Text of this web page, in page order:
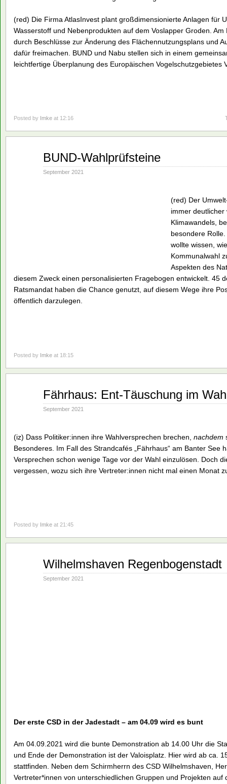
(red) Die Firma AtlasInvest plant großdimensionierte Anlagen für
Wasserstoff und Nebenprodukten auf dem Voslapper Groden.
durch Beschlüsse zur Änderung des Flächennutzungsplans und
dafür freimachen. BUND und Nabu stellen sich in einem
leichtfertige Überplanung des Europäischen Vogelschutzgebietes
Posted by Imke at 12:16
BUND-Wahlprüfsteine
September 2021
(red) Der
immer deutlicher
Klimawandels,
besondere
wollte wissen,
Kommunalwahl
Aspekten des
diesem Zweck einen personalisierten Fragebogen entwickelt. 45
Ratsmandat haben die Chance genutzt, auf diesem Wege ihre
öffentlich darzulegen.
Posted by Imke at 18:15
Fährhaus: Ent-Täuschung im
September 2021
(iz) Dass Politiker:innen ihre Wahlversprechen brechen, nachdem
Besonderes. Im Fall des Strandcafés „Fährhaus“ am Banter See
Versprechen schon wenige Tage vor der Wahl einzulösen. Doch
vergessen, wozu sich ihre Vertreter:innen nicht mal einen Monat
Posted by Imke at 21:45
Wilhelmshaven Regenbogenstadt
September 2021
Der erste CSD in der Jadestadt – am 04.09 wird es bunt
Am 04.09.2021 wird die bunte Demonstration ab 14.00 Uhr die
und Ende der Demonstration ist der Valoisplatz. Hier wird ab ca.
stattfinden. Neben dem Schirmherrn des CSD Wilhelmshaven,
Vertreter*innen von unterschiedlichen Gruppen und Projekten